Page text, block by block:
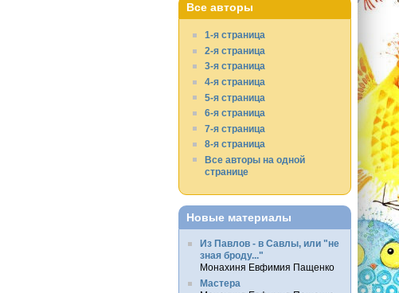
Все авторы
1-я страница
2-я страница
3-я страница
4-я страница
5-я страница
6-я страница
7-я страница
8-я страница
Все авторы на одной
странице
Новые материалы
Из Павлов - в Савлы, или "не
зная броду..."
Монахиня Евфимия Пащенко
Мастера